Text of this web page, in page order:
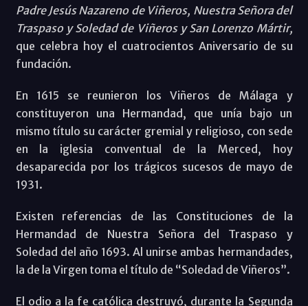
Padre Jesús Nazareno de Viñeros, Nuestra Señora del
Traspaso y Soledad de Viñeros y San Lorenzo Mártir,
que celebra hoy el cuatrocientos Aniversario de su
fundación.
En 1615 se reunieron los Viñeros de Málaga y
constituyeron una Hermandad, que unía bajo un
mismo título su carácter gremial y religioso, con sede
en la iglesia conventual de la Merced, hoy
desaparecida por los trágicos sucesos de mayo de
1931.
Existen referencias de las Constituciones de la
Hermandad de Nuestra Señora del Traspaso y
Soledad del año 1693. Al unirse ambas hermandades,
la de la Virgen toma el título de “Soledad de Viñeros”.
El odio a la fe católica destruyó, durante la Segunda